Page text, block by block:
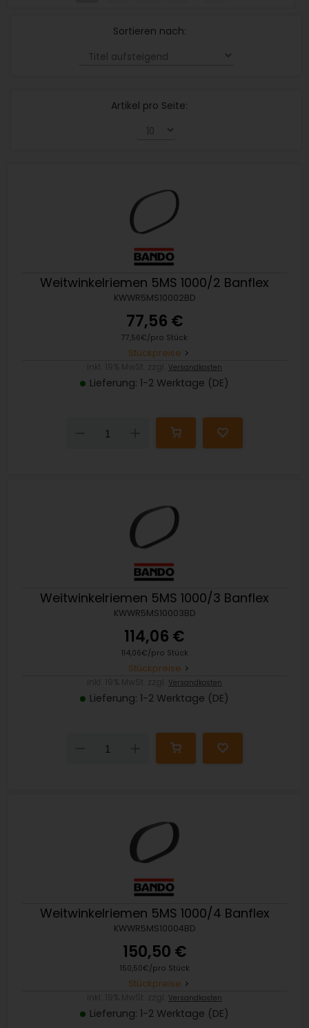
Sortieren nach:
Artikel pro Seite:
Weitwinkelriemen 5MS 1000/2 Banflex
KWWR5MS10002BD
77,56 €
77,56€/pro Stück
Stückpreise
Versandkosten
Lieferung: 1-2 Werktage (DE)
Down
Weitwinkelriemen 5MS 1000/3 Banflex
KWWR5MS10003BD
114,06 €
114,06€/pro Stück
Stückpreise
Versandkosten
Lieferung: 1-2 Werktage (DE)
Down
Weitwinkelriemen 5MS 1000/4 Banflex
KWWR5MS10004BD
150,50 €
150,50€/pro Stück
Stückpreise
Versandkosten
Lieferung: 1-2 Werktage (DE)